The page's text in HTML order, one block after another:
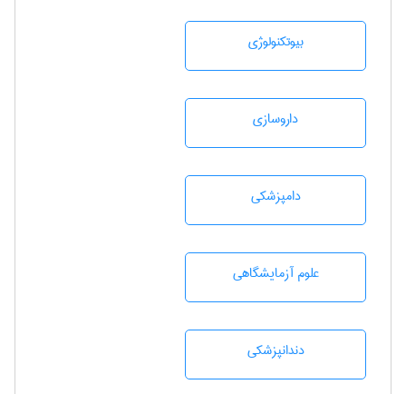
بيوتكنولوژی
داروسازی
دامپزشكی
علوم آزمايشگاهی
دندانپزشكی